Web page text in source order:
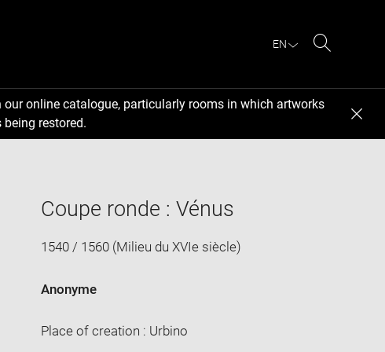
EN
online catalogue, particularly rooms in which artworks
restored.
Coupe ronde : Vénus
1540 / 1560 (Milieu du XVIe siècle)
Anonyme
Place of creation : Urbino